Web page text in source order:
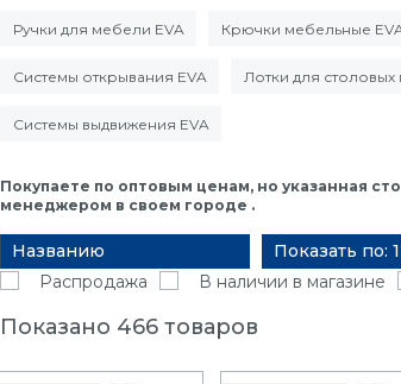
Ручки для мебели EVA Крючки мебельные
Системы открывания EVA Лотки для
Системы выдвижения EVA
Покупаете по оптовым ценам, но указанная
менеджером в своем городе .
Названию
Показать по:
Распродажа
В наличии в магазине
Показано 466 товаров